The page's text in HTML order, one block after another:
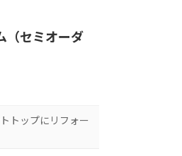
（セミオーダ
トップにリフォー